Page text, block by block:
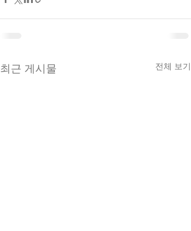
최근 게시물 전체 보기